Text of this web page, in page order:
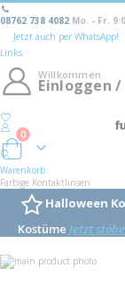
08762 738 4082 Mo. - Fr.
Jetzt auch per WhatsApp!
Links
Willkommen
Einloggen
Warenkorb
0
Warenkorb
Farbige Kontaktlinsen
Halloween
Kostüme Jetzt
Skip
to